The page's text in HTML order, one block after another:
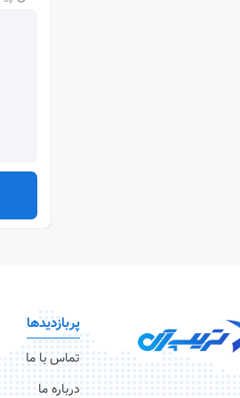
پربازدیدها
تماس با ما
درباره ما